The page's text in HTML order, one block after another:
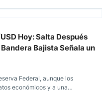
Hoy: Salta Después
Bajista Señala un
Federal, aunque los
económicos y a una